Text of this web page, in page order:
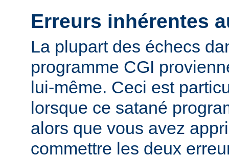
Erreurs inhérentes
La plupart des échecs
programme CGI
lui-même. Ceci est
lorsque ce satané
alors que vous avez
commettre les deux